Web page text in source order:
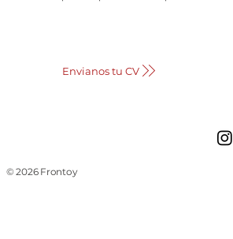
© 2026 Frontoy
Envianos tu CV